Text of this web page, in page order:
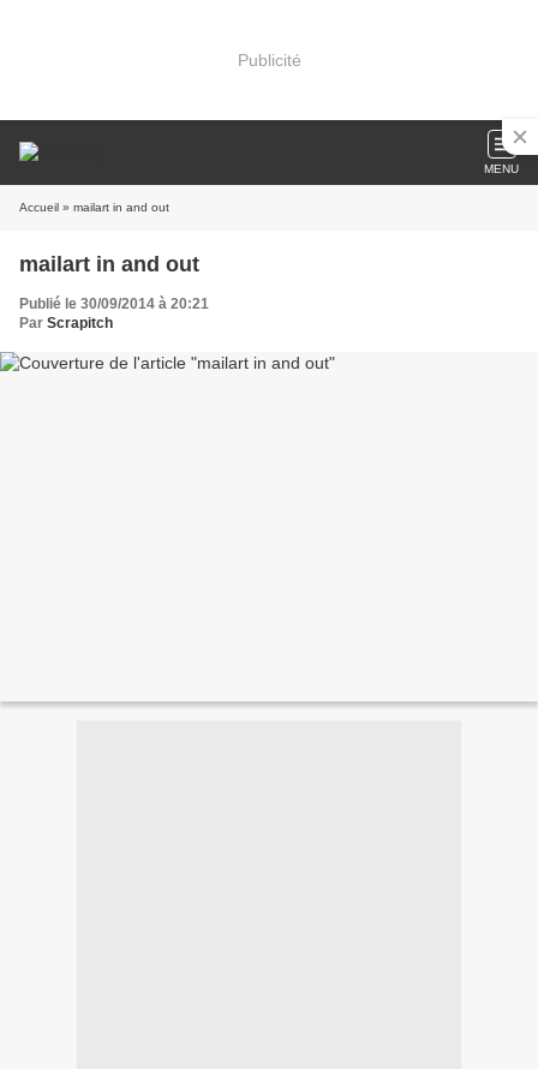
Publicité
MENU
Accueil » mailart in and out
mailart in and out
Publié le 30/09/2014 à 20:21
Par Scrapitch